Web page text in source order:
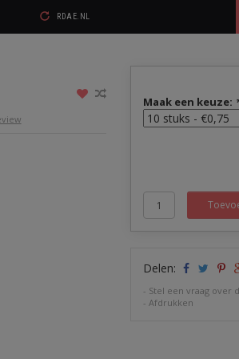
RDAE.NL
Maak een keuze:
Delen:
- Stel een vraag over
-Afdrukken